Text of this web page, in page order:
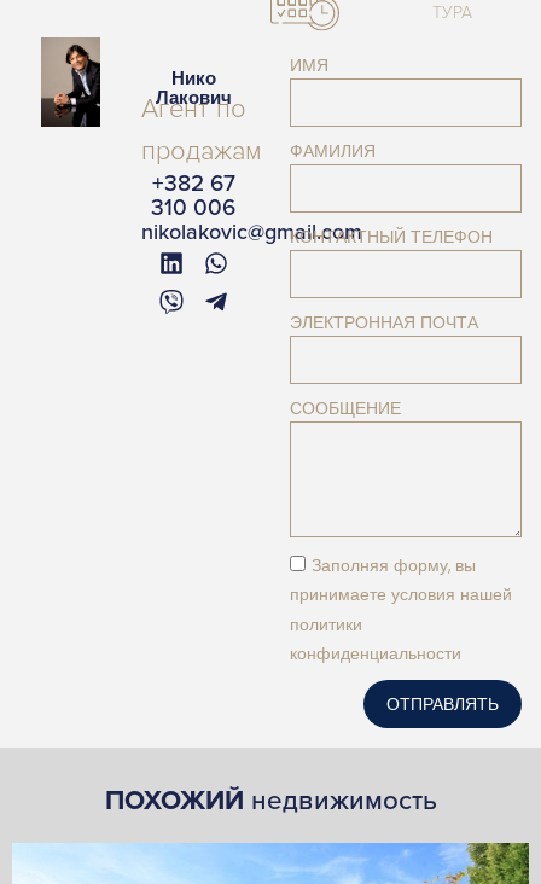
Нико
Лакович
Агент по
продажам
+382 67
310 006
nikolakovic@gmail.com
ТУРА
ИМЯ
ФАМИЛИЯ
КОНТАКТНЫЙ ТЕЛЕФОН
ЭЛЕКТРОННАЯ ПОЧТА
СООБЩЕНИЕ
Заполняя форму, вы
принимаете условия нашей
политики
конфиденциальности
ОТПРАВЛЯТЬ
ПОХОЖИЙ недвижимость